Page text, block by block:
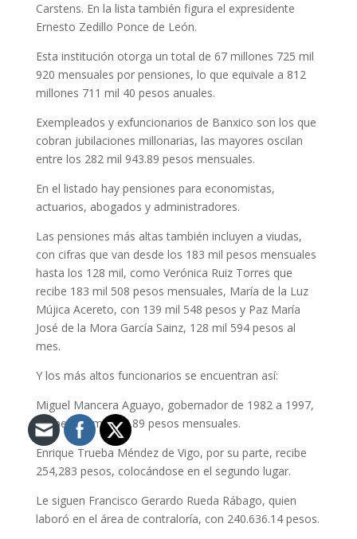
Carstens. En la lista también figura el expresidente
Ernesto Zedillo Ponce de León.
Esta institución otorga un total de 67 millones 725 mil
920 mensuales por pensiones, lo que equivale a 812
millones 711 mil 40 pesos anuales.
Exempleados y exfuncionarios de Banxico son los que
cobran jubilaciones millonarias, las mayores oscilan
entre los 282 mil 943.89 pesos mensuales.
En el listado hay pensiones para economistas,
actuarios, abogados y administradores.
Las pensiones más altas también incluyen a viudas,
con cifras que van desde los 183 mil pesos mensuales
hasta los 128 mil, como Verónica Ruiz Torres que
recibe 183 mil 508 pesos mensuales, María de la Luz
Mújica Acereto, con 139 mil 548 pesos y Paz María
José de la Mora García Sainz, 128 mil 594 pesos al
mes.
Y los más altos funcionarios se encuentran así:
Miguel Mancera Aguayo, gobernador de 1982 a 1997,
recibe 282 mil 943.89 pesos mensuales.
Enrique Trueba Méndez de Vigo, por su parte, recibe
254,283 pesos, colocándose en el segundo lugar.
Le siguen Francisco Gerardo Rueda Rábago, quien
laboró en el área de contraloría, con 240.636.14 pesos.